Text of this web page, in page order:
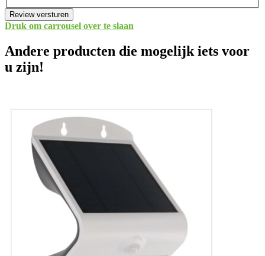
Review versturen
Druk om carrousel over te slaan
Andere producten die mogelijk iets voor
u zijn!